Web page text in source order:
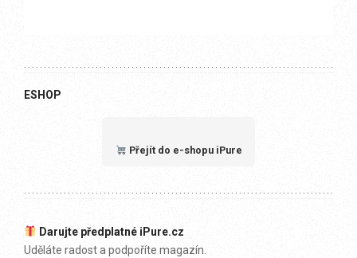
ESHOP
Přejít do e-shopu iPure
Darujte předplatné iPure.cz
Uděláte radost a podpoříte magazín.